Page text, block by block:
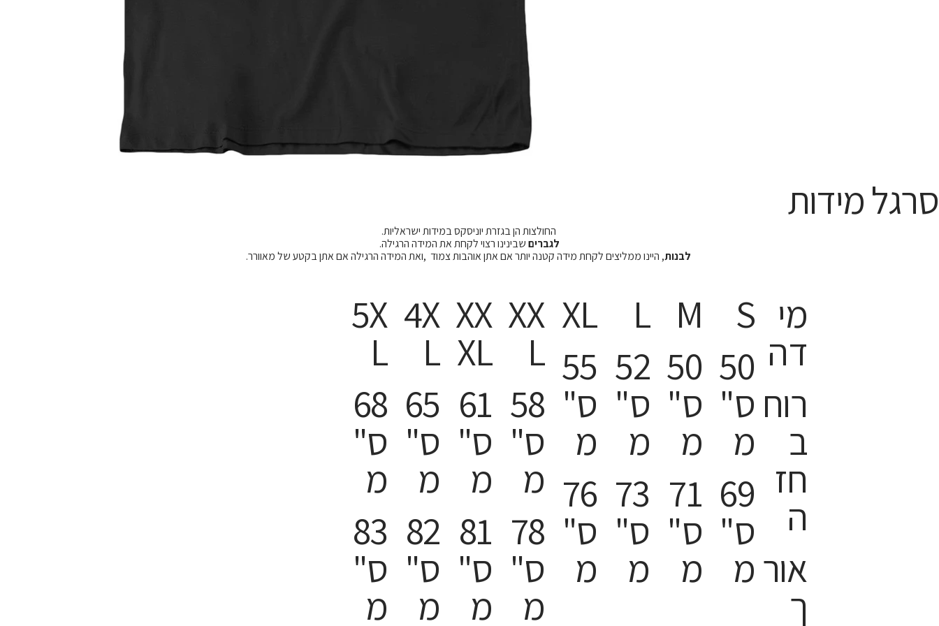
סרגל מידות
החולצות הן בגזרת יוניסקס במידות ישראליות.
לגבריםשבינינו רצוי לקחת את המידה הרגילה.
לבנות, היינו ממליצים לקחת מידה קטנה יותר אם אתן אוהבות צמוד ,ואת המידה הרגילה אם אתן בקטע של מאוורר.
5X
L
68
ס"
מ
83
ס"
מ
4X
L
65
ס"
מ
82
ס"
מ
XX
XL
61
ס"
מ
81
ס"
מ
XX
L
58
ס"
מ
78
ס"
מ
XL
55
ס"
מ
76
ס"
מ
L
52
ס"
מ
73
ס"
מ
M
50
ס"
מ
71
ס"
מ
S
50
ס"
מ
69
ס"
מ
מי
דה
רוח
ב
חז
ה
אור
ך